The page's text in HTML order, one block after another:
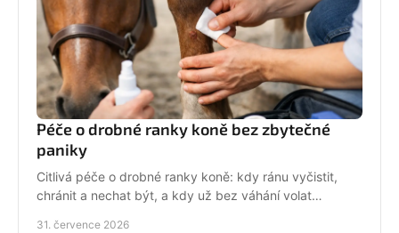
Péče o drobné ranky koně bez zbytečné
paniky
Citlivá péče o drobné ranky koně: kdy ránu vyčistit,
chránit a nechat být, a kdy už bez váhání volat
31. července 2026